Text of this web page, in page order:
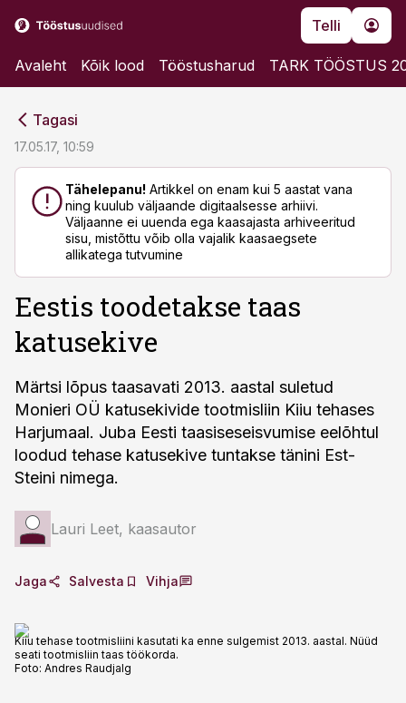
Telli
Avaleht Kõik lood Tööstusharud TARK TÖÖSTUS
Tagasi
17.05.17, 10:59
Tähelepanu! Artikkel on enam kui 5 aastat vana
ning kuulub väljaande digitaalsesse arhiivi.
Väljaanne ei uuenda ega kaasajasta arhiveeritud
sisu, mistõttu võib olla vajalik kaasaegsete
allikatega tutvumine
Eestis toodetakse taas
katusekive
Märtsi lõpus taasavati 2013. aastal suletud
Monieri OÜ katusekivide tootmisliin Kiiu tehases
Harjumaal. Juba Eesti taasiseseisvumise eelõhtul
loodud tehase katusekive tuntakse tänini Est-
Lauri Leet, kaasautor
Jaga Salvesta Vihja
Kiiu tehase tootmisliini kasutati ka enne sulgemist 2013. aastal. Nüüd
seati tootmisliin taas töökorda.
Foto: Andres Raudjalg